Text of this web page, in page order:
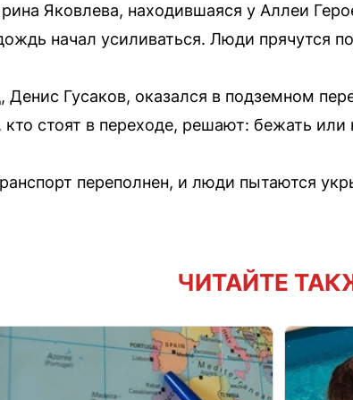
Яковлева, находившаяся у Аллеи
начал усиливаться. Люди прячутся
Денис Гусаков, оказался в подземном
кто стоят в переходе, решают: бежать или
переполнен, и люди пытаются
ЧИТАЙТЕ